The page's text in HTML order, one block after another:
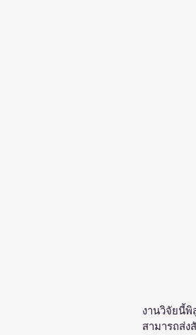
งานวิจัยนี้
สามารถส่